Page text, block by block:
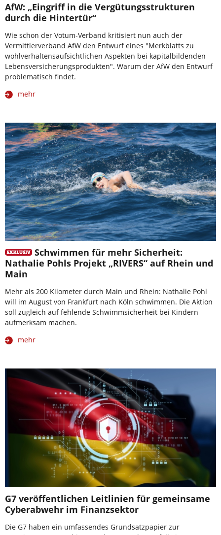
AfW: „Eingriff in die Vergütungsstrukturen
durch die Hintertür“
Wie schon der Votum-Verband kritisiert nun auch der
Vermittlerverband AfW den Entwurf eines "Merkblatts zu
wohlverhaltensaufsichtlichen Aspekten bei kapitalbildenden
Lebensversicherungsprodukten". Warum der AfW den Entwurf
problematisch findet.
mehr
Schwimmen für mehr Sicherheit:
Nathalie Pohls Projekt „RIVERS“ auf Rhein und
Main
Mehr als 200 Kilometer durch Main und Rhein: Nathalie Pohl
will im August von Frankfurt nach Köln schwimmen. Die Aktion
soll zugleich auf fehlende Schwimmsicherheit bei Kindern
aufmerksam machen.
mehr
G7 veröffentlichen Leitlinien für gemeinsame
Cyberabwehr im Finanzsektor
Die G7 haben ein umfassendes Grundsatzpapier zur